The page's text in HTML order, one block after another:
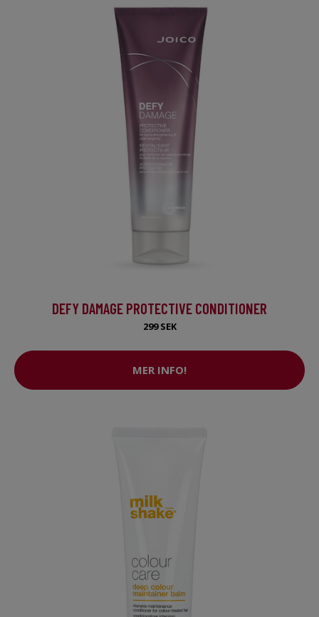
DEFY DAMAGE PROTECTIVE CONDITIONER
299 SEK
MER INFO!